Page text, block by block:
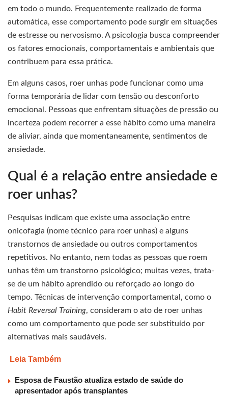
em todo o mundo. Frequentemente realizado de forma
automática, esse comportamento pode surgir em situações
de estresse ou nervosismo. A psicologia busca compreender
os fatores emocionais, comportamentais e ambientais que
contribuem para essa prática.
Em alguns casos, roer unhas pode funcionar como uma
forma temporária de lidar com tensão ou desconforto
emocional. Pessoas que enfrentam situações de pressão ou
incerteza podem recorrer a esse hábito como uma maneira
de aliviar, ainda que momentaneamente, sentimentos de
ansiedade.
Qual é a relação entre ansiedade e
roer unhas?
Pesquisas indicam que existe uma associação entre
onicofagia (nome técnico para roer unhas) e alguns
transtornos de ansiedade ou outros comportamentos
repetitivos. No entanto, nem todas as pessoas que roem
unhas têm um transtorno psicológico; muitas vezes, trata-
se de um hábito aprendido ou reforçado ao longo do
tempo. Técnicas de intervenção comportamental, como o
Habit Reversal Training, consideram o ato de roer unhas
como um comportamento que pode ser substituído por
alternativas mais saudáveis.
Leia Também
Esposa de Faustão atualiza estado de saúde do
apresentador após transplantes